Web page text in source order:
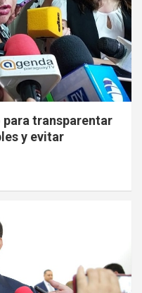
transparentar
y evitar